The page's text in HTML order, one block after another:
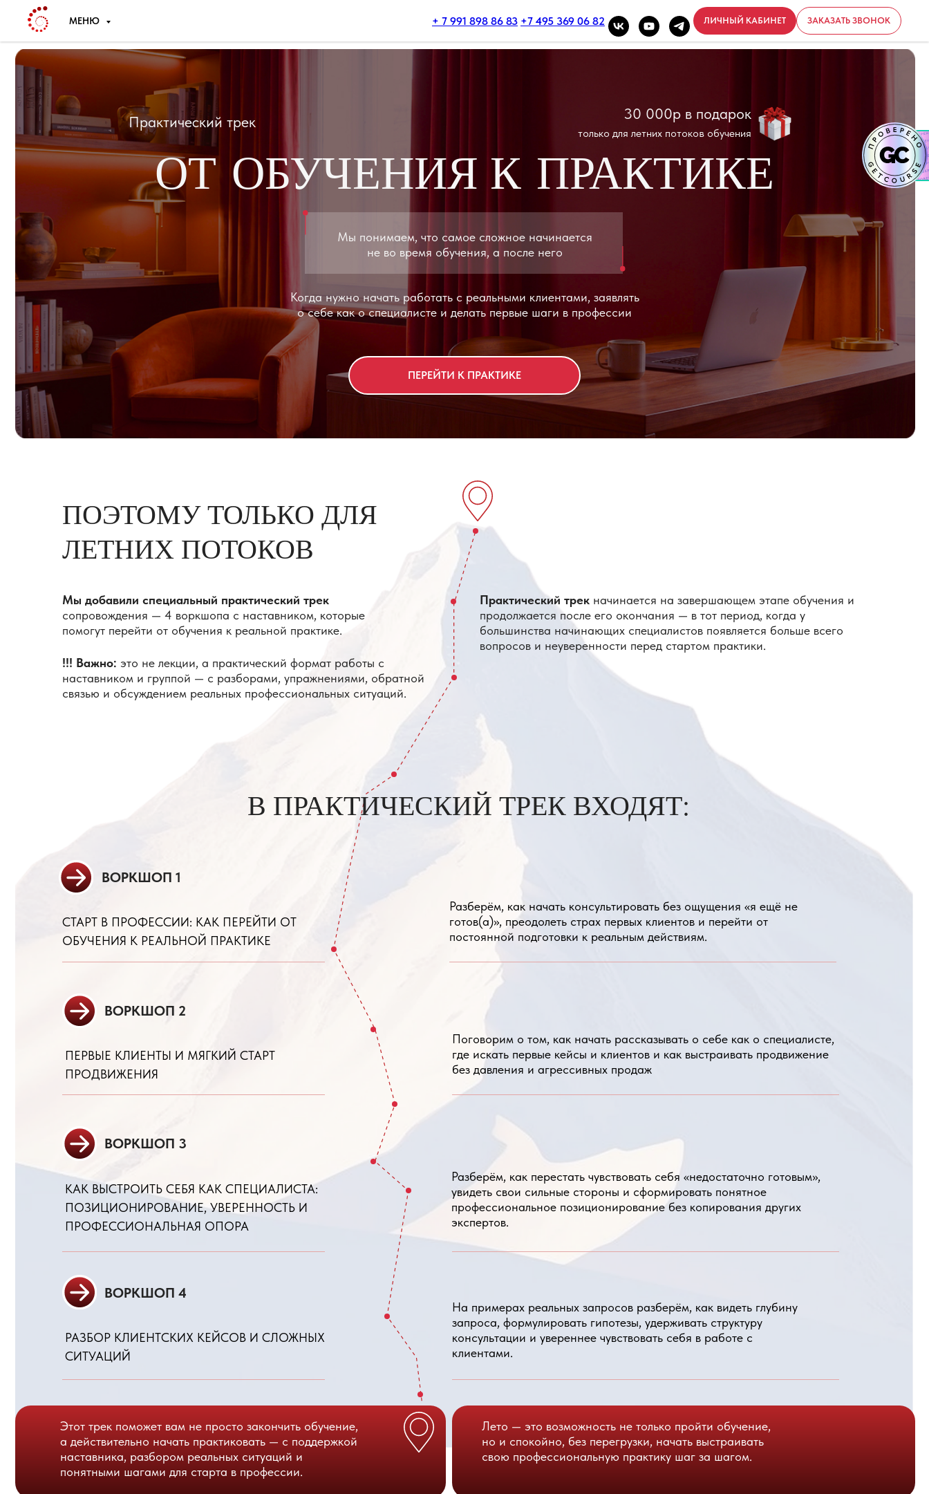
МЕНЮ + 7 991 898 86 83 +7 495 369 06 82 ЛИЧНЫЙ КАБИНЕТ ЗАКАЗАТЬ ЗВОНОК
ОТ ОБУЧЕНИЯ К ПРАКТИКЕ
Мы понимаем, что самое сложное начинается
только для летних потоков обучения
Практический трек
Практический трек
продолжается после его окончания — в тот период, когда у
большинства начинающих специалистов появляется больше всего
вопросов и неуверенности перед стартом практики.
наставником и группой — с разборами, упражнениями, обратной
связью и обсуждением реальных профессиональных ситуаций.
сопровождения — 4 воркшопа с наставником, которые
помогут перейти от обучения к реальной практике.
В ПРАКТИЧЕСКИЙ ТРЕК ВХОДЯТ:
ВОРКШОП 4
РАЗБОР КЛИЕНТСКИХ КЕЙСОВ И СЛОЖНЫХ
СИТУАЦИЙ
запроса, формулировать гипотезы, удерживать структуру
консультации и увереннее чувствовать себя в работе с
клиентами.
Разберём, как начать консультировать без ощущения «я ещё не
готов(а)», преодолеть страх первых клиентов и перейти от
ВОРКШОП 3
КАК ВЫСТРОИТЬ СЕБЯ КАК СПЕЦИАЛИСТА:
ПОЗИЦИОНИРОВАНИЕ, УВЕРЕННОСТЬ И
ПРОФЕССИОНАЛЬНАЯ ОПОРА
Разберём, как перестать чувствовать себя «недостаточно готовым»,
увидеть свои сильные стороны и сформировать понятное
профессиональное позиционирование без копирования других
ПЕРВЫЕ КЛИЕНТЫ И МЯГКИЙ СТАРТ
ПРОДВИЖЕНИЯ
Поговорим о том, как начать рассказывать о себе как о специалисте,
где искать первые кейсы и клиентов и как выстраивать продвижение
свою профессиональную практику шаг за шагом.
Этот трек поможет вам не просто закончить обучение,
а действительно начать практиковать — с поддержкой
наставника, разбором реальных ситуаций и
понятными шагами для старта в профессии.
ЗАБРОНИРОВАТЬ ОБУЧЕНИЕ ЛЕТОМ И ПОЛУЧИТЬ 4 ВОРКШОПА В ПОДАРОК